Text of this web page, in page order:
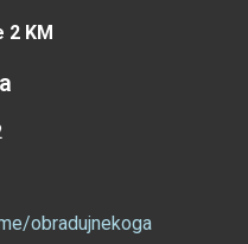
2 KM
obradujnekoga